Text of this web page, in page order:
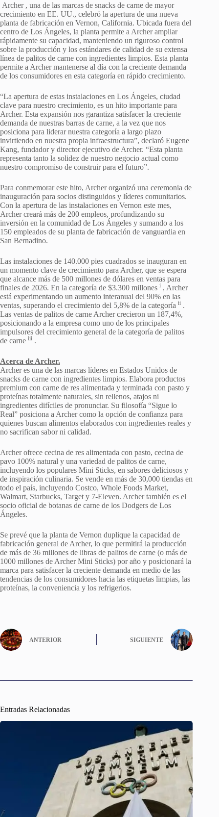
Archer, una de las marcas de snacks de carne de mayor
crecimiento en EE. UU., celebró la apertura de una nueva
planta de fabricación en Vernon, California. Ubicada fuera del
centro de Los Ángeles, la planta permite a Archer ampliar
rápidamente su capacidad, manteniendo un riguroso control
sobre la producción y los estándares de calidad de su extensa
línea de palitos de carne con ingredientes limpios. Esta planta
permite a Archer mantenerse al día con la creciente demanda
de los consumidores en esta categoría en rápido crecimiento.
“La apertura de estas instalaciones en Los Ángeles, ciudad
clave para nuestro crecimiento, es un hito importante para
Archer. Esta expansión nos garantiza satisfacer la creciente
demanda de nuestras barras de carne, a la vez que nos
posiciona para liderar nuestra categoría a largo plazo
invirtiendo en nuestra propia infraestructura”, declaró Eugene
Kang, fundador y director ejecutivo de Archer. “Esta planta
representa tanto la solidez de nuestro negocio actual como
nuestro compromiso de construir para el futuro”.
Para conmemorar este hito, Archer organizó una ceremonia de
inauguración para socios distinguidos y líderes comunitarios.
Con la apertura de las instalaciones en Vernon este mes,
Archer creará más de 200 empleos, profundizando su
inversión en la comunidad de Los Ángeles y sumando a los
150 empleados de su planta de fabricación de vanguardia en
San Bernadino.
Las instalaciones de 140.000 pies cuadrados se inauguran en
un momento clave de crecimiento para Archer, que se espera
que alcance más de 500 millones de dólares en ventas para
finales de 2026. En la categoría de $3.300 millones i , Archer
está experimentando un aumento interanual del 90% en las
ventas, superando el crecimiento del 5,8% de la categoría ii .
Las ventas de palitos de carne Archer crecieron un 187,4%,
posicionando a la empresa como uno de los principales
impulsores del crecimiento general de la categoría de palitos
de carne iii .
Acerca de Archer.
Archer es una de las marcas líderes en Estados Unidos de
snacks de carne con ingredientes limpios. Elabora productos
premium con carne de res alimentada y terminada con pasto y
proteínas totalmente naturales, sin rellenos, atajos ni
ingredientes difíciles de pronunciar. Su filosofía “Sigue lo
Real” posiciona a Archer como la opción de confianza para
quienes buscan alimentos elaborados con ingredientes reales y
no sacrifican sabor ni calidad.
Archer ofrece cecina de res alimentada con pasto, cecina de
pavo 100% natural y una variedad de palitos de carne,
incluyendo los populares Mini Sticks, en sabores deliciosos y
de inspiración culinaria. Se vende en más de 30,000 tiendas en
todo el país, incluyendo Costco, Whole Foods Market,
Walmart, Starbucks, Target y 7-Eleven. Archer también es el
socio oficial de botanas de carne de los Dodgers de Los
Ángeles.
Se prevé que la planta de Vernon duplique la capacidad de
fabricación general de Archer, lo que permitirá la producción
de más de 36 millones de libras de palitos de carne (o más de
1000 millones de Archer Mini Sticks) por año y posicionará la
marca para satisfacer la creciente demanda en medio de las
tendencias de los consumidores hacia las etiquetas limpias, las
proteínas, la conveniencia y los refrigerios.
ANTERIOR SIGUIENTE
Entradas Relacionadas